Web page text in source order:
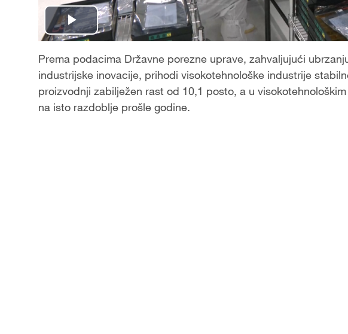
P
l
a
y
Prema podacima Državne porezne uprave, zahvaljujući
industrijske inovacije, prihodi visokotehnološke industrije
proizvodnji zabilježen rast od 10,1 posto, a u
na isto razdoblje prošle godine.